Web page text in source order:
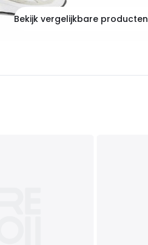
Bekijk vergelijkbare producten